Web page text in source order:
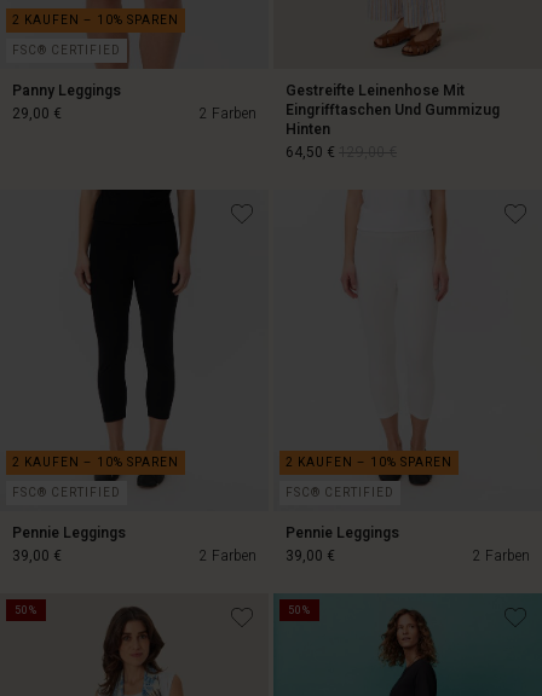
FSC® CERTIFIED
Panny Leggings
2 Farben
29,00 €
Gestreifte Leinenhose Mit
Eingrifftaschen Und Gummizug
Hinten
64,50 €
129,00 €
FSC® CERTIFIED
Pennie Leggings
2 Farben
39,00 €
FSC® CERTIFIED
Pennie Leggings
2 Farben
39,00 €
50% 50%